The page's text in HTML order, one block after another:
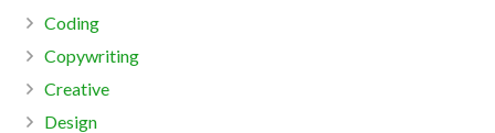
Coding
Copywriting
Creative
Design